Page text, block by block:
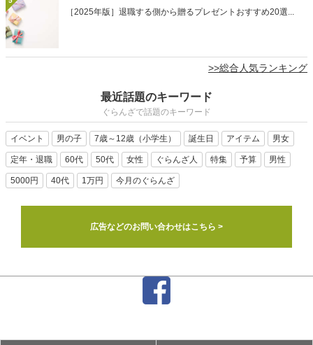
［2025年版］退職する側から贈るプレゼントおすすめ20選...
>>総合人気ランキング
最近話題のキーワード
ぐらんざで話題のキーワード
イベント 男の子 7歳～12歳（小学生） 誕生日 アイテム 男女
定年・退職 60代 50代 女性 ぐらんざ人 特集 予算 男性
5000円 40代 1万円 今月のぐらんざ
広告などのお問い合わせはこちら >